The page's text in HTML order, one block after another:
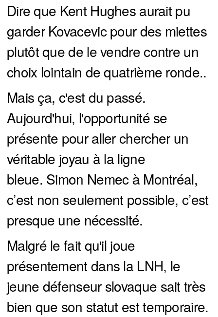
Dire que Kent Hughes aurait pu
garder Kovacevic pour des miettes
plutôt que de le vendre contre un
choix lointain de quatrième ronde..
Mais ça, c'est du passé.
Aujourd'hui, l'opportunité se
présente pour aller chercher un
véritable joyau à la ligne
bleue. Simon Nemec à Montréal,
c’est non seulement possible, c’est
presque une nécessité.
Malgré le fait qu'il joue
présentement dans la LNH, le
jeune défenseur slovaque sait très
bien que son statut est temporaire.